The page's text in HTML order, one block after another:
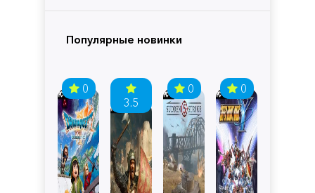
Популярные новинки
0
3.5
0 0